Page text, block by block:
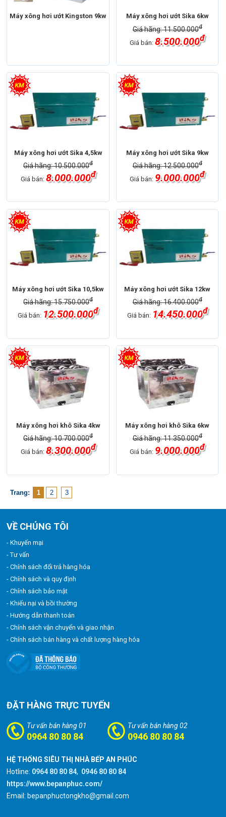
Máy xông hơi ướt Kingston 9kw Máy xông hơi ướt Sika 6kw
Giá hãng: 11.500.000đ
Giá bán:8.500.000đ
Máy xông hơi ướt Sika 4,5kw
Giá hãng: 10.500.000đ
Giá bán: 8.000.000đ
Máy xông hơi ướt Sika 9kw
Giá hãng: 12.500.000đ
Giá bán: 9.000.000đ
Máy xông hơi ướt Sika 10,5kw
Giá hãng: 15.750.000đ
Giá bán: 12.500.000đ
Máy xông hơi ướt Sika 12kw
Giá hãng: 16.400.000đ
Giá bán: 14.450.000đ
Máy xông hơi khô Sika 4kw
Giá hãng: 10.700.000đ
Giá bán: 8.300.000đ
Máy xông hơi khô Sika 6kw
Giá hãng: 11.350.000đ
Giá bán: 9.000.000đ
Trang: 1 2 3
VỀ CHÚNG TÔI
- Khuyến mại
- Tư vấn
- Chính sách đổi trả hàng hóa
- Chính sách và quy định
- Chính sách bảo mật
- Khiếu nại và bồi thường
- Hướng dẫn thanh toán
- Chính sách vận chuyển và giao nhận
- Chính sách bán hàng và chất lượng hàng hóa
ĐẶT HÀNG TRỰC TUYẾN
Tư vấn bán hàng 01
0964 80 80 84
Tư vấn bán hàng 02
0946 80 80 84
HỆ THỐNG SIÊU THỊ NHÀ BẾP AN PHÚC
Hotline: 0964 80 80 84, 0946 80 80 84
https://www.bepanphuc.com/
Email: bepanphuctongkho@gmail.com